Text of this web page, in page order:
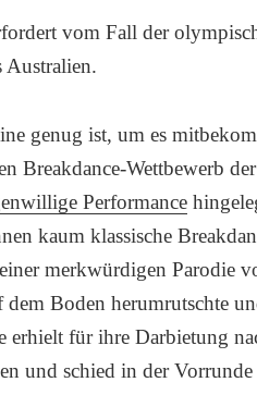
vom Fall der
Australien.
genug ist, um es
Breakdance-Wettbewerb
Performance
kaum klassische
merkwürdigen Parodie
Boden herumrutschte
erhielt für ihre Darbietung
und schied in der Vorrunde